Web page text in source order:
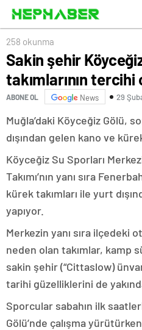
258 okunma
Sakin şehir
takımlarının tercihi
ABONE OL News 29
Muğla’daki Köyceğiz Gölü,
dışından gelen kano ve
Köyceğiz Su Sporları
Takımı’nın yanı sıra
kürek takımları ile yurt
yapıyor.
Merkezin yanı sıra ilçedeki
neden olan takımlar, kamp
sakin şehir (“Cittaslow)
tarihi güzelliklerini de
Sporcular sabahın ilk
Gölü’nde çalışma